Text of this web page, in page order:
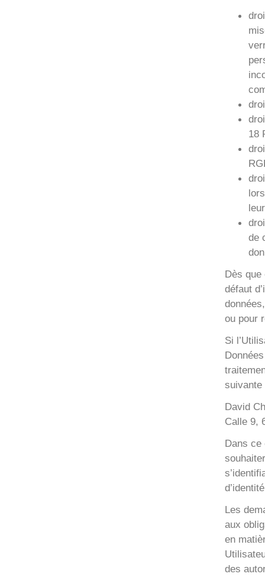
18
de
Dès que
défaut
ou pour
Si
suivante
David
Calle 9,
Dans ce
Les
aux
en
des